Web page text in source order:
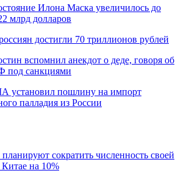
Илона Маска увеличилось до
млрд долларов
достигли 70 триллионов рублей
вспомнил анекдот о деде, говоря об
под санкциями
установил пошлину на импорт
палладия из России
сократить численность своей
на 10%